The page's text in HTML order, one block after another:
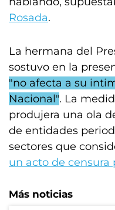
Rosada.
La hermana del
sostuvo en la
"no afecta a su
Nacional". La
produjera una ola
de entidades
sectores que
un acto de censura
Más noticias